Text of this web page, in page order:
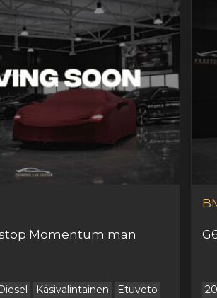
stop Momentum man
Käsivalintainen Etuveto